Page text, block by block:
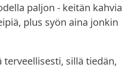
paljon - keitän kahvia
plus syön aina jonkin
terveellisesti, sillä tiedän,